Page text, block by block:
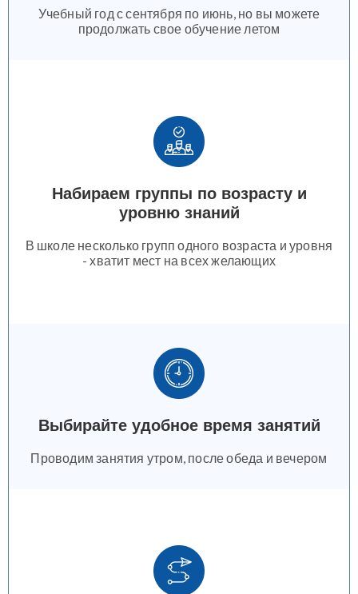
Учебный год с сентября по июнь, но вы можете
продолжать свое обучение летом
Набираем группы по возрасту и
уровню знаний
В школе несколько групп одного возраста и уровня
- хватит мест на всех желающих
Выбирайте удобное время занятий
Проводим занятия утром, после обеда и вечером